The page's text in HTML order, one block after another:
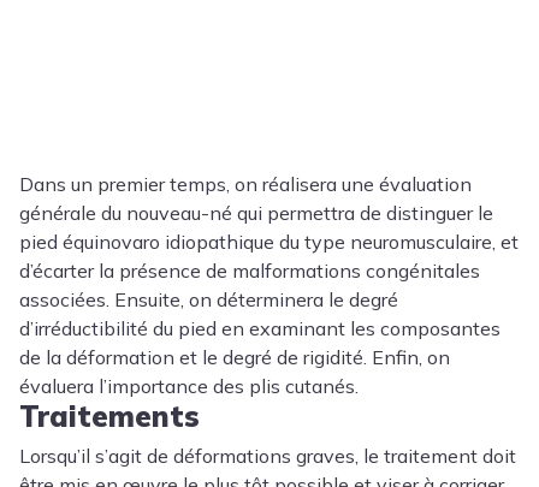
Dans un premier temps, on réalisera une évaluation
générale du nouveau-né qui permettra de distinguer le
pied équinovaro idiopathique du type neuromusculaire, et
d’écarter la présence de malformations congénitales
associées. Ensuite, on déterminera le degré
d’irréductibilité du pied en examinant les composantes
de la déformation et le degré de rigidité. Enfin, on
évaluera l’importance des plis cutanés.
Traitements
Lorsqu’il s’agit de déformations graves, le traitement doit